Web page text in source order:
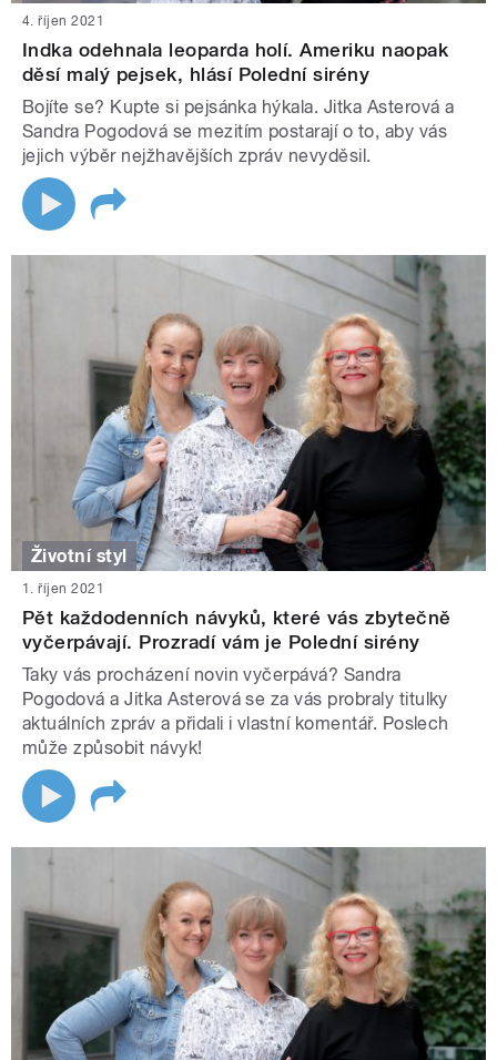
4. říjen 2021
Indka odehnala leoparda holí. Ameriku naopak
děsí malý pejsek, hlásí Polední sirény
Bojíte se? Kupte si pejsánka hýkala. Jitka Asterová a
Sandra Pogodová se mezitím postarají o to, aby vás
jejich výběr nejžhavějších zpráv nevyděsil.
Životní styl
1. říjen 2021
Pět každodenních návyků, které vás zbytečně
vyčerpávají. Prozradí vám je Polední sirény
Taky vás procházení novin vyčerpává? Sandra
Pogodová a Jitka Asterová se za vás probraly titulky
aktuálních zpráv a přidali i vlastní komentář. Poslech
může způsobit návyk!